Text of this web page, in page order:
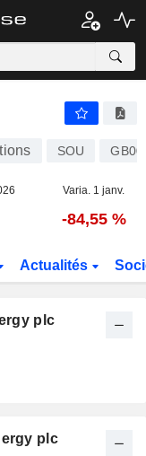
SOU
Varia. 1 janv.
-84,55 %
Actualités
plc
plc